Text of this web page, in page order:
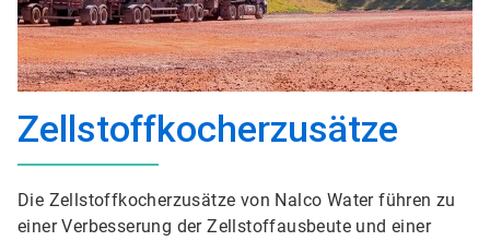
Zellstoffkocherzusätze
Die Zellstoffkocherzusätze von Nalco Water führen zu
einer Verbesserung der Zellstoffausbeute und einer